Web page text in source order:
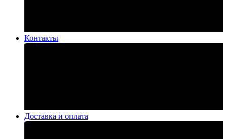
Контакты
Доставка и оплата